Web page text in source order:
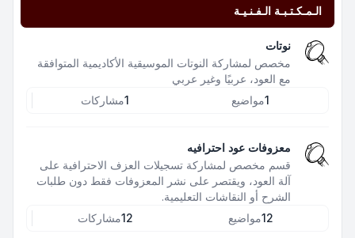
الـمـكـتـبـة الـفـنـيـة
نوتات
مخصص لمشاركة النوتات الموسيقية الأكاديمية المتوافقة
مع العود، عربيًا وغير عربي
1مواضيع 1مشاركات
معزوفات عود احترافيه
قسم مخصص لمشاركة تسجيلات العزف الاحترافية على
آلة العود، ويقتصر على نشر المعزوفات فقط دون طلبات
الشرح أو النقاشات التعليمية.
12مواضيع 12مشاركات